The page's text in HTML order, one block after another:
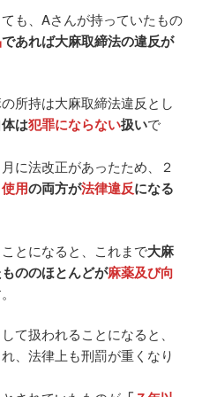
も、Aさんが持っていたもの
であれば大麻取締法の違反が
所持は大麻取締法違反とし
は犯罪にならない扱いで
に法改正があったため、２
使用の両方が法律違反になる
とになると、これまで大麻
ののほとんどが麻薬及び向
て扱われることになると、
、法律上も刑罰が重くなり